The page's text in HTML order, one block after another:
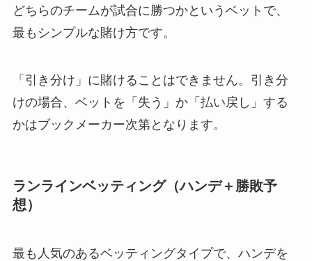
どちらのチームが試合に勝つかというベットで、
最もシンプルな賭け方です。
「引き分け」に賭けることはできません。引き分
けの場合、ベットを「失う」か「払い戻し」する
かはブックメーカー次第となります。
ランラインベッティング（ハンデ＋勝敗予
想）
最も人気のあるベッティングタイプで、ハンデを